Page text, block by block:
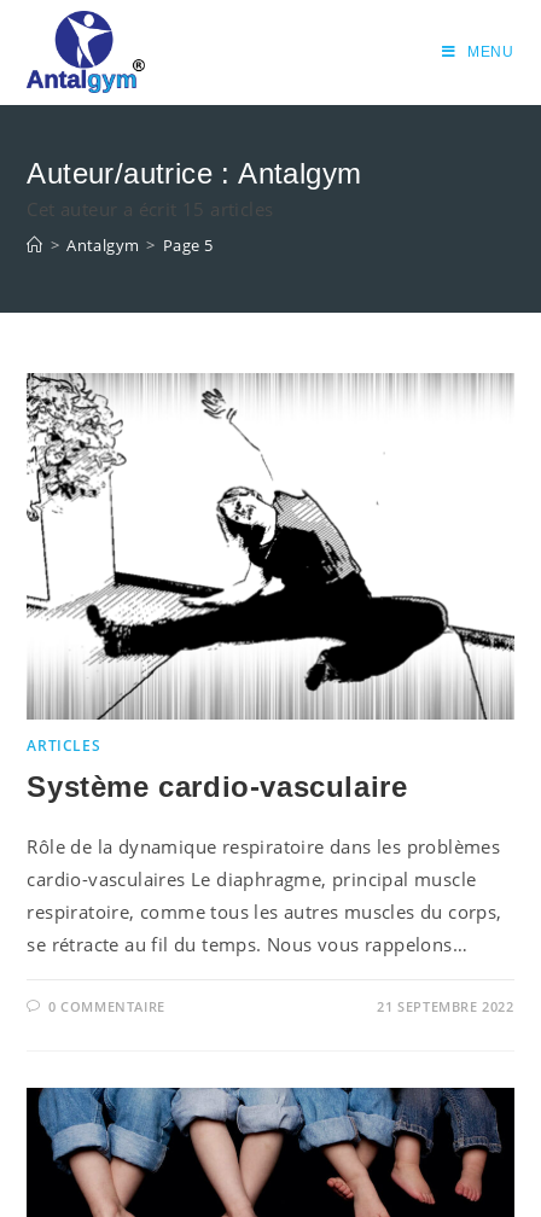
content
MENU
Auteur/autrice :Antalgym
Cet auteur a écrit 15 articles
> Antalgym > Page 5
ARTICLES
Système cardio-vasculaire
Rôle de la dynamique respiratoire dans les problèmes
cardio-vasculaires Le diaphragme, principal muscle
respiratoire, comme tous les autres muscles du corps,
se rétracte au fil du temps. Nous vous rappelons…
0 COMMENTAIRE 21 SEPTEMBRE 2022